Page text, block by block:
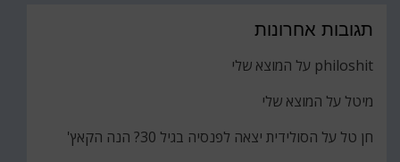
תגובות אחרונות
philoshit על המוצא שלי
מיטל על המוצא שלי
חן טל על הסולידית יצאה לפנסיה בגיל 30? הנה הקאץ'